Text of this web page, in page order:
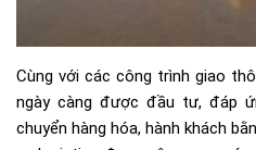
Cùng với các công trình giao
ngày càng được đầu tư, đáp
chuyển hàng hóa, hành khách